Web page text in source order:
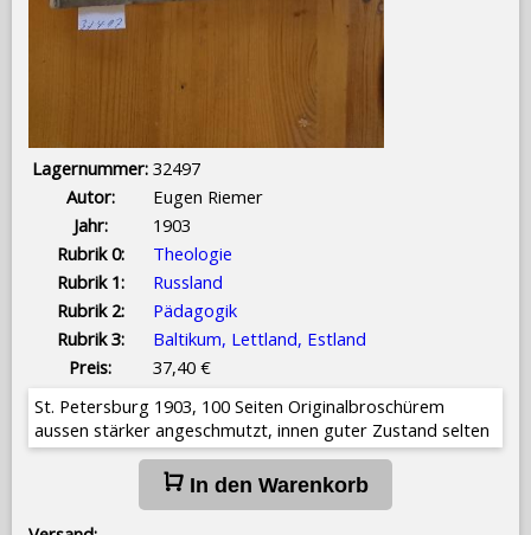
Lagernummer: 32497
Autor:
Eugen Riemer
Jahr:
1903
Rubrik 0:
Theologie
Rubrik 1:
Russland
Rubrik 2:
Pädagogik
Rubrik 3:
Baltikum, Lettland, Estland
Preis:
37,40 €
St. Petersburg 1903, 100 Seiten Originalbroschürem
aussen stärker angeschmutzt, innen guter Zustand selten
In den Warenkorb